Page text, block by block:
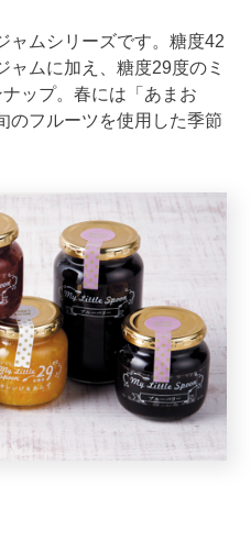
ャムシリーズです。糖度42
ャムに加え、糖度29度のミ
ップ。春には「あまお
のフルーツを使用した季節